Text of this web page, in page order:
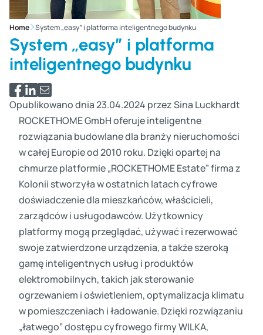
Home System „easy” i platforma inteligentnego budynku
System „easy” i platforma
inteligentnego budynku
Udostępnij na Facebooku
Udostępnij na LinkedIn
Udostępnij przez e-mail
Opublikowano dnia 23.04.2024 przez Sina Luckhardt
ROCKETHOME GmbH oferuje inteligentne
rozwiązania budowlane dla branży nieruchomości
w całej Europie od 2010 roku. Dzięki opartej na
chmurze platformie „ROCKETHOME Estate” firma z
Kolonii stworzyła w ostatnich latach cyfrowe
doświadczenie dla mieszkańców, właścicieli,
zarządców i usługodawców. Użytkownicy
platformy mogą przeglądać, używać i rezerwować
swoje zatwierdzone urządzenia, a także szeroką
gamę inteligentnych usług i produktów
elektromobilnych, takich jak sterowanie
ogrzewaniem i oświetleniem, optymalizacja klimatu
w pomieszczeniach i ładowanie. Dzięki rozwiązaniu
„łatwego” dostępu cyfrowego firmy WILKA,